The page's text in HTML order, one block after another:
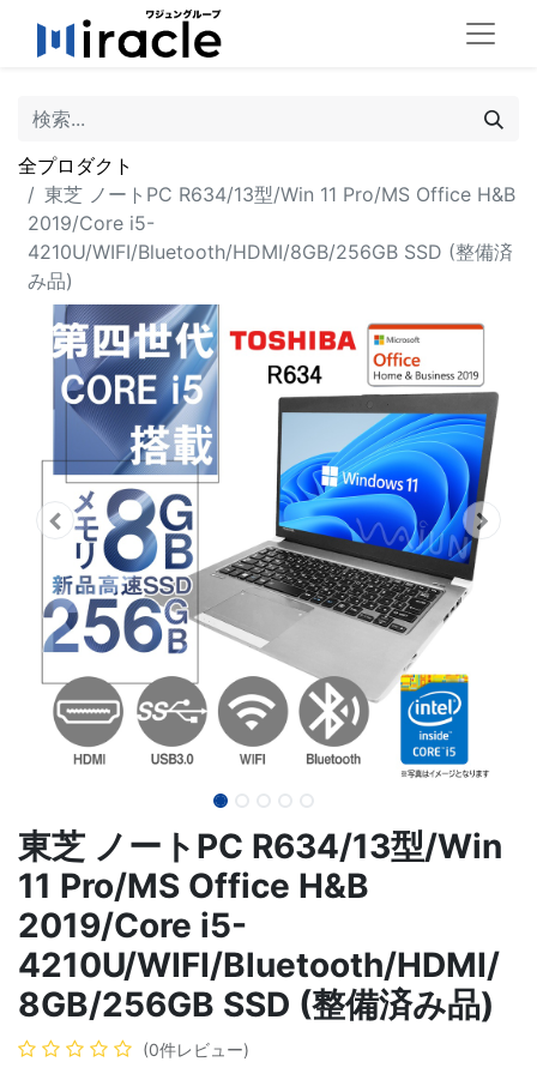
全プロダクト
東芝 ノートPC R634/13型/Win 11 Pro/MS Office H&B
2019/Core i5-
4210U/WIFI/Bluetooth/HDMI/8GB/256GB SSD (整備済
み品)
東芝 ノートPC R634/13型/Win
11 Pro/MS Office H&B
2019/Core i5-
4210U/WIFI/Bluetooth/HDMI/
8GB/256GB SSD (整備済み品)
(0件レビュー)